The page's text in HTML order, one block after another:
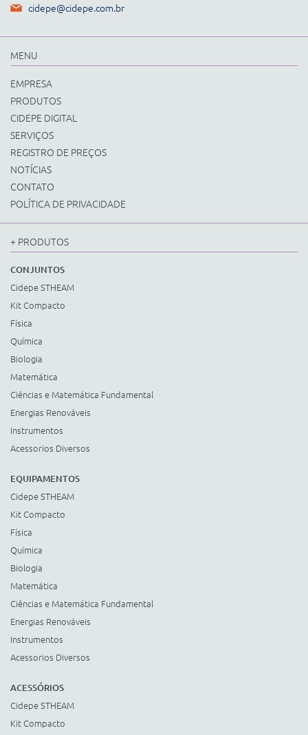
cidepe@cidepe.com.br
MENU
EMPRESA
PRODUTOS
CIDEPE DIGITAL
SERVIÇOS
REGISTRO DE PREÇOS
NOTÍCIAS
CONTATO
POLÍTICA DE PRIVACIDADE
+ PRODUTOS
CONJUNTOS
Cidepe STHEAM
Kit Compacto
Física
Química
Biologia
Matemática
Ciências e Matemática Fundamental
Energias Renováveis
Instrumentos
Acessorios Diversos
EQUIPAMENTOS
Cidepe STHEAM
Kit Compacto
Física
Química
Biologia
Matemática
Ciências e Matemática Fundamental
Energias Renováveis
Instrumentos
Acessorios Diversos
ACESSÓRIOS
Cidepe STHEAM
Kit Compacto